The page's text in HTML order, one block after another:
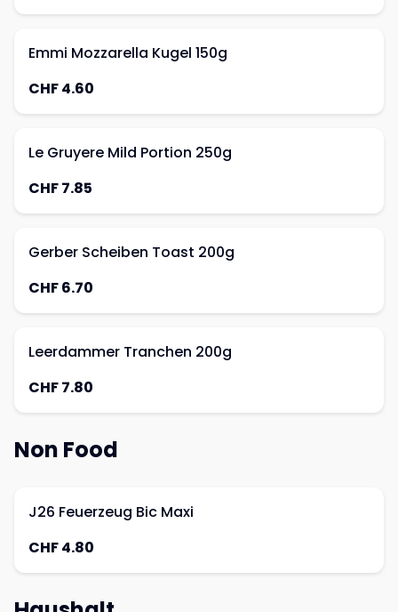
Emmi Mozzarella Kugel 150g
CHF 4.60
Le Gruyere Mild Portion 250g
CHF 7.85
Gerber Scheiben Toast 200g
CHF 6.70
Leerdammer Tranchen 200g
CHF 7.80
Non Food
J26 Feuerzeug Bic Maxi
CHF 4.80